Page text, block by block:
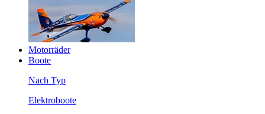
Motorräder
Boote
Nach Typ
Elektroboote